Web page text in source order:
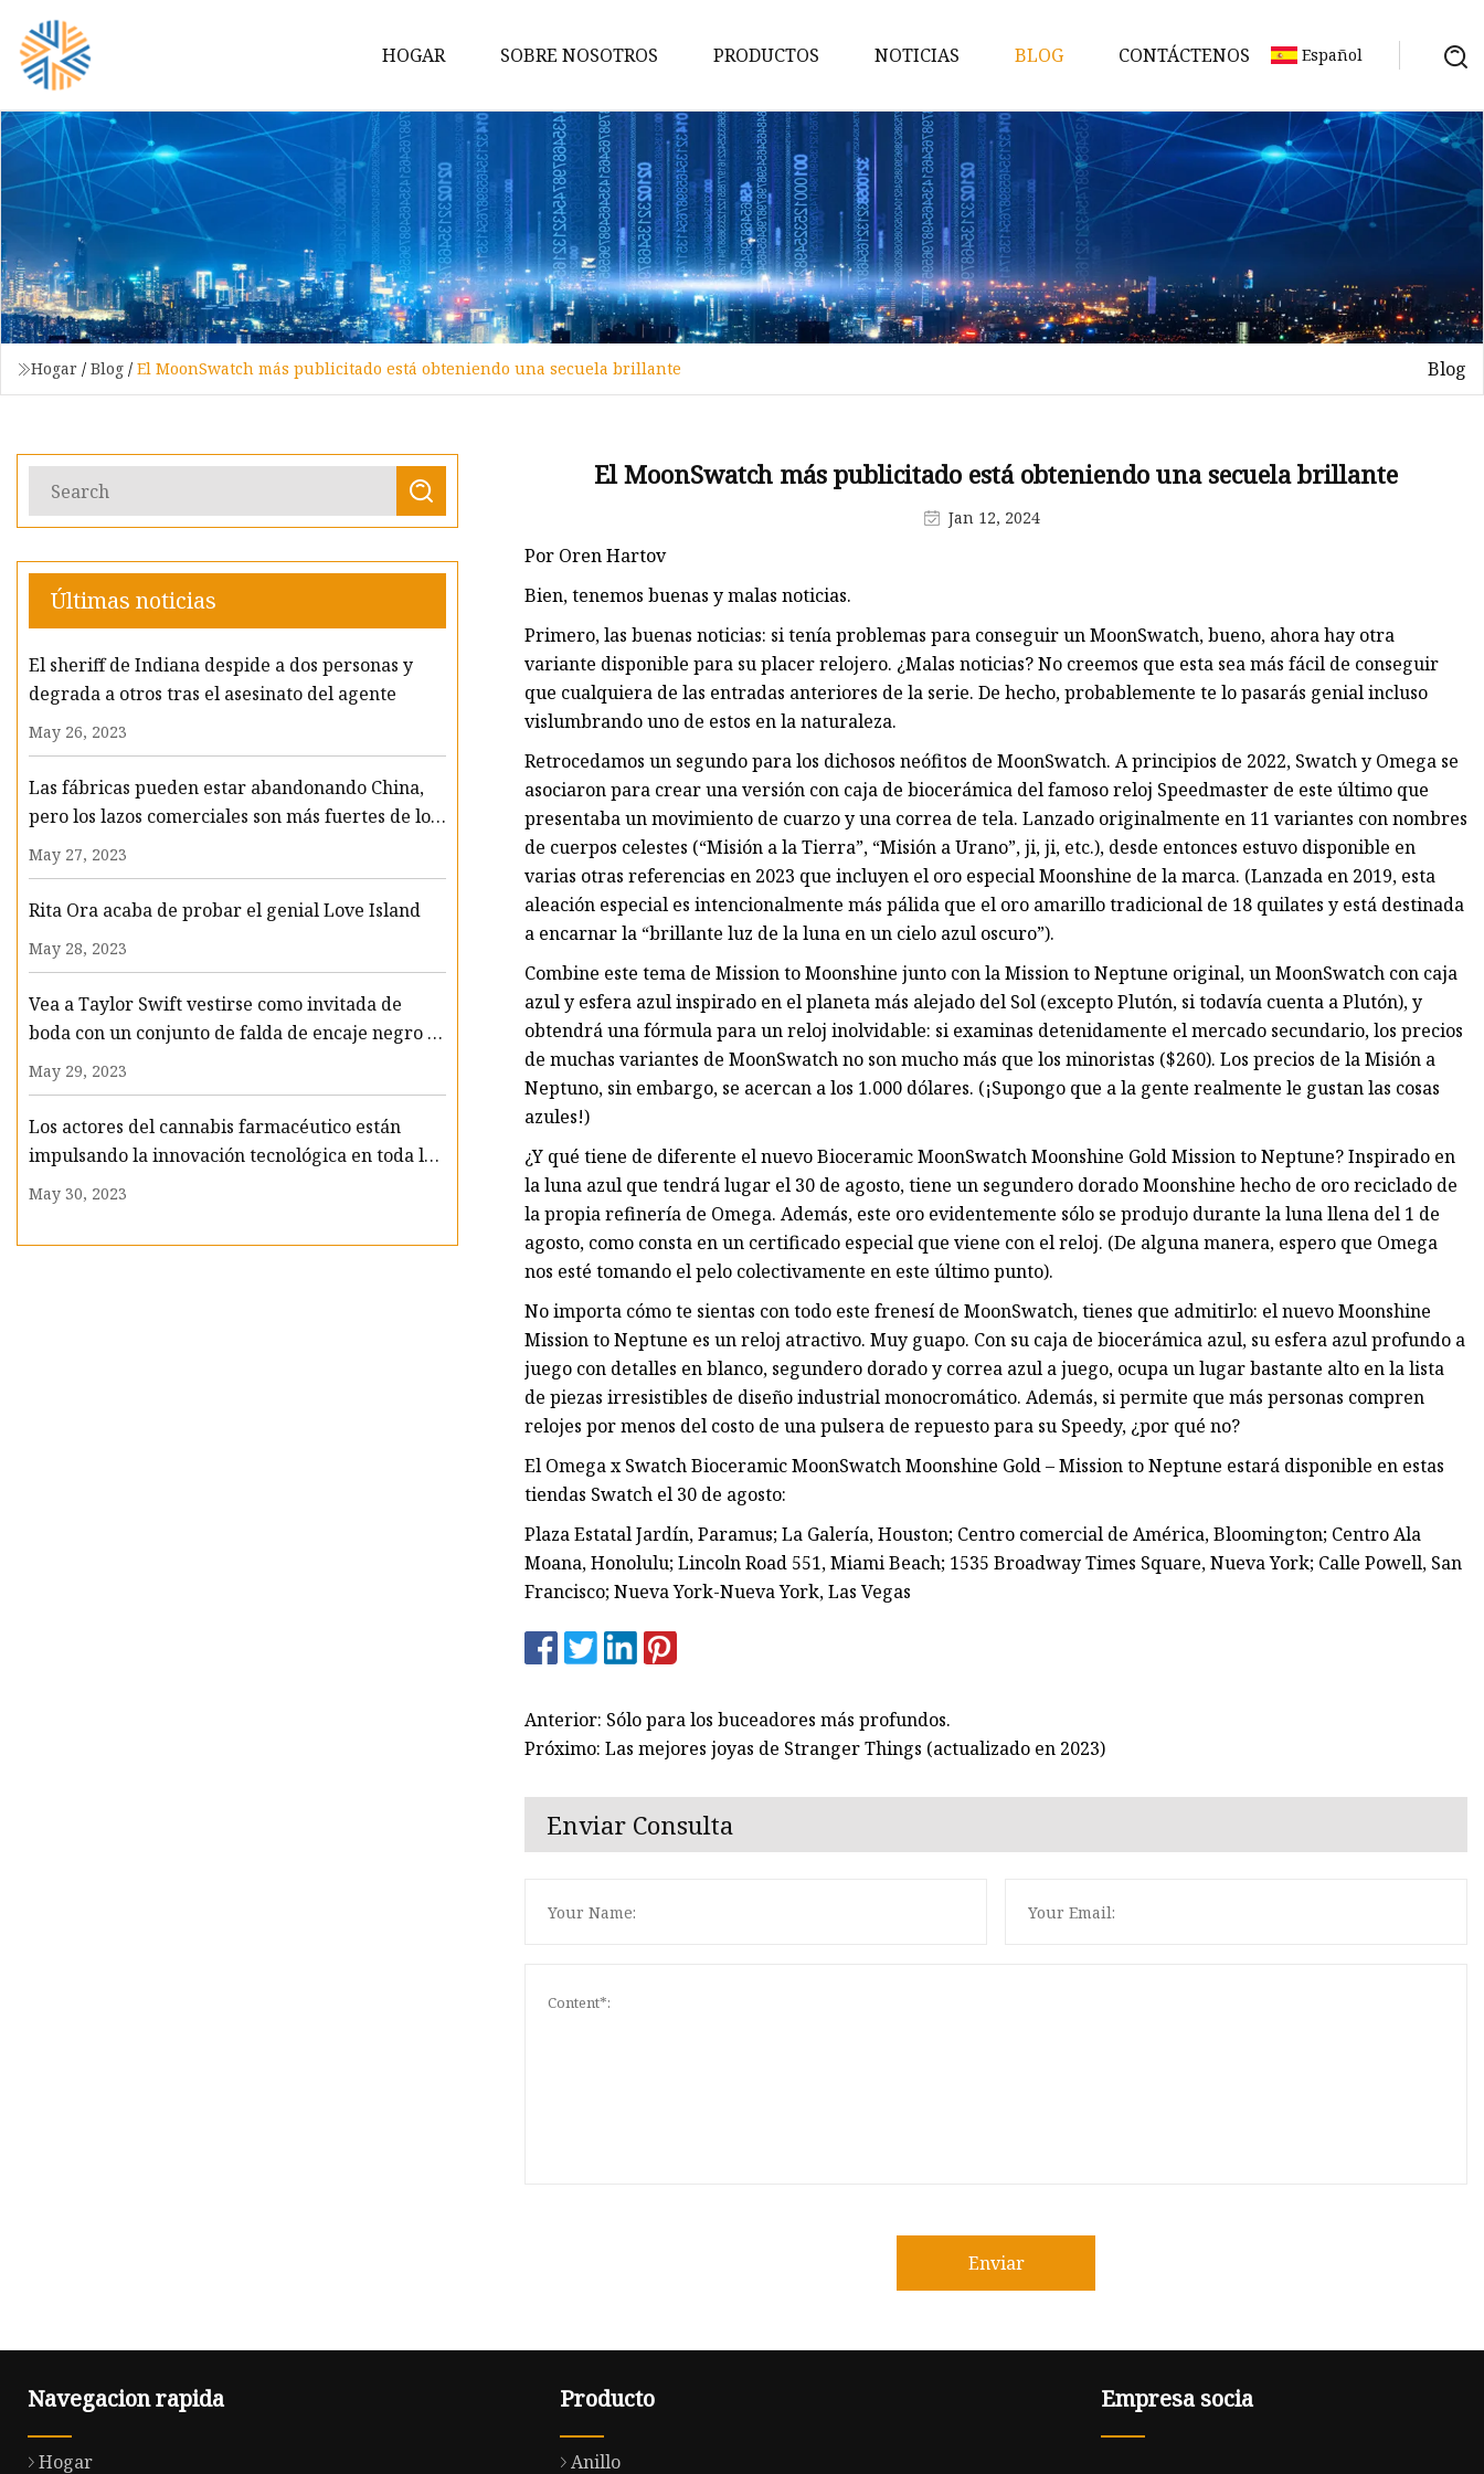
HOGAR SOBRE NOSOTROS PRODUCTOS
Anillo
Punción
Pendientes
Pulsera
Collar
Cadena del cuerpo
Collar de aleación
NOTICIAS BLOG CONTÁCTENOS Español
Hogar / Blog / El MoonSwatch más publicitado está obteniendo una secuela brillante Blog
Últimas noticias
El sheriff de Indiana despide a dos personas y
degrada a otros tras el asesinato del agente
May 26, 2023
Las fábricas pueden estar abandonando China,
pero los lazos comerciales son más fuertes de lo
que parecen
May 27, 2023
Rita Ora acaba de probar el genial Love Island
May 28, 2023
Vea a Taylor Swift vestirse como invitada de
boda con un conjunto de falda de encaje negro y
cadena para el cuerpo
May 29, 2023
Los actores del cannabis farmacéutico están
impulsando la innovación tecnológica en toda la
cadena de valor
May 30, 2023
El MoonSwatch más publicitado está obteniendo una secuela brillante
Jan 12, 2024
Por Oren Hartov
Bien, tenemos buenas y malas noticias.
Primero, las buenas noticias: si tenía problemas para conseguir un MoonSwatch, bueno, ahora hay otra
variante disponible para su placer relojero. ¿Malas noticias? No creemos que esta sea más fácil de conseguir
que cualquiera de las entradas anteriores de la serie. De hecho, probablemente te lo pasarás genial incluso
vislumbrando uno de estos en la naturaleza.
Retrocedamos un segundo para los dichosos neófitos de MoonSwatch. A principios de 2022, Swatch y Omega se
asociaron para crear una versión con caja de biocerámica del famoso reloj Speedmaster de este último que
presentaba un movimiento de cuarzo y una correa de tela. Lanzado originalmente en 11 variantes con nombres
de cuerpos celestes (“Misión a la Tierra”, “Misión a Urano”, ji, ji, etc.), desde entonces estuvo disponible en
varias otras referencias en 2023 que incluyen el oro especial Moonshine de la marca. (Lanzada en 2019, esta
aleación especial es intencionalmente más pálida que el oro amarillo tradicional de 18 quilates y está destinada
a encarnar la “brillante luz de la luna en un cielo azul oscuro”).
Combine este tema de Mission to Moonshine junto con la Mission to Neptune original, un MoonSwatch con caja
azul y esfera azul inspirado en el planeta más alejado del Sol (excepto Plutón, si todavía cuenta a Plutón), y
obtendrá una fórmula para un reloj inolvidable: si examinas detenidamente el mercado secundario, los precios
de muchas variantes de MoonSwatch no son mucho más que los minoristas ($260). Los precios de la Misión a
Neptuno, sin embargo, se acercan a los 1.000 dólares. (¡Supongo que a la gente realmente le gustan las cosas
azules!)
¿Y qué tiene de diferente el nuevo Bioceramic MoonSwatch Moonshine Gold Mission to Neptune? Inspirado en
la luna azul que tendrá lugar el 30 de agosto, tiene un segundero dorado Moonshine hecho de oro reciclado de
la propia refinería de Omega. Además, este oro evidentemente sólo se produjo durante la luna llena del 1 de
agosto, como consta en un certificado especial que viene con el reloj. (De alguna manera, espero que Omega
nos esté tomando el pelo colectivamente en este último punto).
No importa cómo te sientas con todo este frenesí de MoonSwatch, tienes que admitirlo: el nuevo Moonshine
Mission to Neptune es un reloj atractivo. Muy guapo. Con su caja de biocerámica azul, su esfera azul profundo a
juego con detalles en blanco, segundero dorado y correa azul a juego, ocupa un lugar bastante alto en la lista
de piezas irresistibles de diseño industrial monocromático. Además, si permite que más personas compren
relojes por menos del costo de una pulsera de repuesto para su Speedy, ¿por qué no?
El Omega x Swatch Bioceramic MoonSwatch Moonshine Gold – Mission to Neptune estará disponible en estas
tiendas Swatch el 30 de agosto:
Plaza Estatal Jardín, Paramus; La Galería, Houston; Centro comercial de América, Bloomington; Centro Ala
Moana, Honolulu; Lincoln Road 551, Miami Beach; 1535 Broadway Times Square, Nueva York; Calle Powell, San
Francisco; Nueva York-Nueva York, Las Vegas
Anterior: Sólo para los buceadores más profundos.
Próximo: Las mejores joyas de Stranger Things (actualizado en 2023)
Enviar Consulta
Enviar
Navegacion rapida
Hogar
Producto
Anillo
Empresa socia